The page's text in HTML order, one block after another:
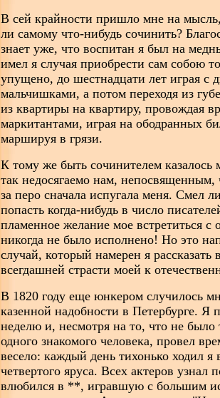
В сей крайности пришло мне на
ли самому что-нибудь сочинить?
знает уже, что воспитан я был на
имел я случая приобрести сам собою
упущено, до шестнадцати лет играя с
мальчишками, а потом переходя из
из квартиры на квартиру, провождая
маркитантами, играя на ободранных
маршируя в грязи.
К тому же быть сочинителем казалось
так недосягаемо нам, непосвященным,
за перо сначала испугала меня. Смел
попасть когда-нибудь в число
пламенное желание мое встретиться с
никогда не было исполнено! Но это
случай, который намерен я рассказать
всегдашней страсти моей к
В 1820 году еще юнкером случилось
казенной надобности в Петербурге. Я
неделю и, несмотря на то, что не
одного знакомого человека, провел
весело: каждый день тихонько ходил я
четвертого яруса. Всех актеров узнал
влюбился в **, игравшую с большим